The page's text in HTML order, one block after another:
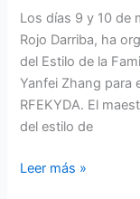
Los días 9 y 10 de
Rojo Darriba, ha
del Estilo de la
Yanfei Zhang para
RFEKYDA. El
del estilo de
Familia
Chen
Teo
(A
Coruña)
Leer más »